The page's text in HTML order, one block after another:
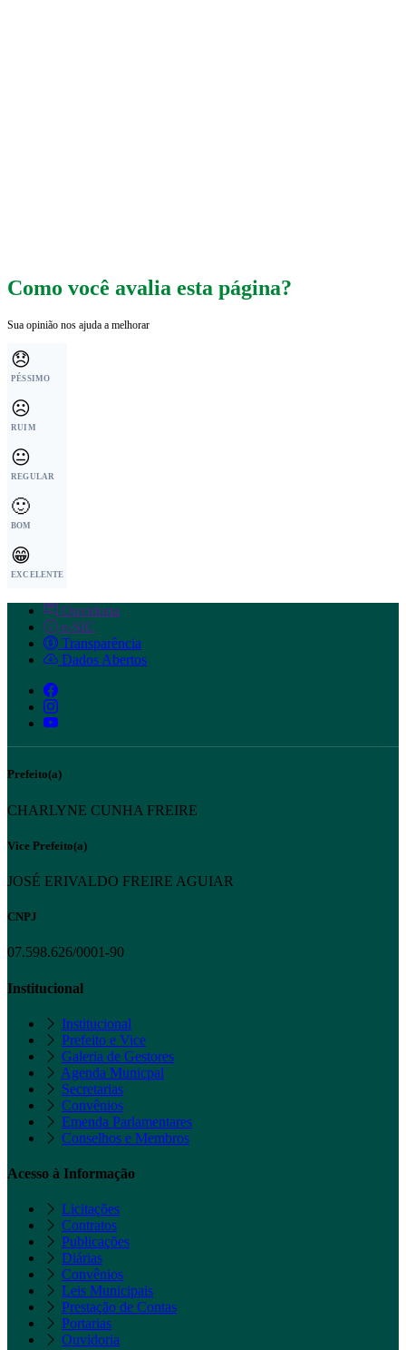
Como você avalia esta página?
Sua opinião nos ajuda a melhorar
😞
PÉSSIMO
☹️
RUIM
😐
REGULAR
🙂
BOM
😁
EXCELENTE
Ouvidoria
e-SIC
Transparência
Dados Abertos
Prefeito(a)
CHARLYNE CUNHA FREIRE
Vice Prefeito(a)
JOSÉ ERIVALDO FREIRE AGUIAR
CNPJ
07.598.626/0001-90
Institucional
Institucional
Prefeito e Vice
Galeria de Gestores
Agenda Municpal
Secretarias
Convênios
Emenda Parlamentares
Conselhos e Membros
Acesso à Informação
Licitações
Contratos
Publicações
Diárias
Convênios
Leis Municipais
Prestação de Contas
Portarias
Ouvidoria